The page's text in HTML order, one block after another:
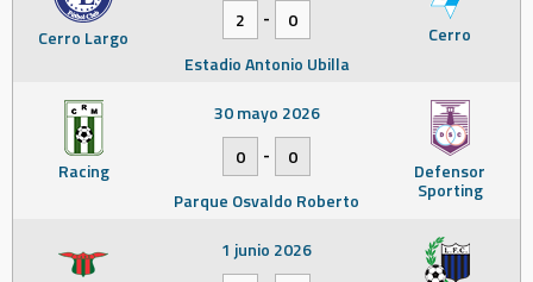
Cerro Largo Cerro
2
-
0
Estadio Antonio Ubilla
Racing Defensor
Sporting
30 mayo 2026
0
-
0
Parque Osvaldo Roberto
1 junio 2026